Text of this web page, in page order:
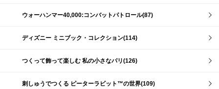
ウォーハンマー40,000:コンバットパトロール(87)
ディズニー ミニブック・コレクション(114)
つくって飾って楽しむ 私の小さなパリ(126)
刺しゅうでつくる ピーターラビット™の世界(109)